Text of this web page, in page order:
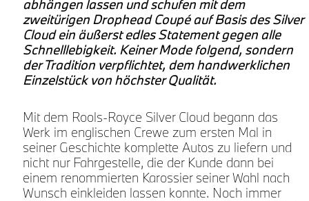
abhängen lassen und schufen mit dem
zweitürigen Drophead Coupé auf Basis des Silver
Cloud ein äußerst edles Statement gegen alle
Schnelllebigkeit. Keiner Mode folgend, sondern
der Tradition verpflichtet, dem handwerklichen
Einzelstück von höchster Qualität.
Mit dem Rools-Royce Silver Cloud begann das
Werk im englischen Crewe zum ersten Mal in
seiner Geschichte komplette Autos zu liefern und
nicht nur Fahrgestelle, die der Kunde dann bei
einem renommierten Karossier seiner Wahl nach
Wunsch einkleiden lassen konnte. Noch immer